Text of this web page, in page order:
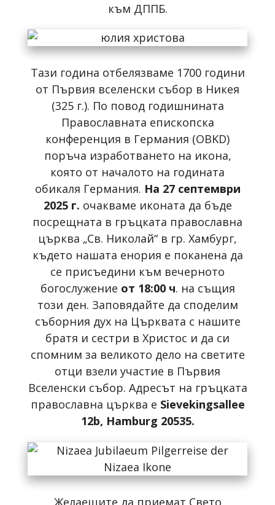
към ДППБ.
Тази година отбелязваме 1700 години
от Първия вселенски събор в Никея
(325 г.). По повод годишнината
Православната епископска
конференция в Германия (OBKD)
поръча изработването на икона,
която от началото на годината
обикаля Германия. На 27 септември
2025 г. очакваме иконата да бъде
посрещната в гръцката православна
църква „Св. Николай“ в гр. Хамбург,
където нашата енория е поканена да
се присъедини към вечерното
богослужение от 18:00 ч. на същия
този ден. Заповядайте да споделим
съборния дух на Църквата с нашите
братя и сестри в Христос и да си
спомним за великото дело на светите
отци взели участие в Първия
Вселенски събор. Адресът на гръцката
православна църква е Sievekingsallee
12b, Hamburg 20535.